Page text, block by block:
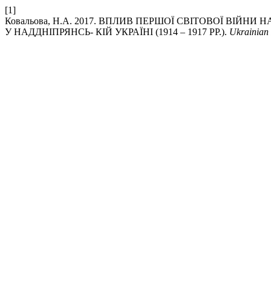
[1]
Ковальова, Н.А. 2017. ВПЛИВ ПЕРШОЇ СВІТОВОЇ
У НАДДНІПРЯНСЬ- КІЙ УКРАЇНІ (1914 – 1917 РР.). Ukrainian